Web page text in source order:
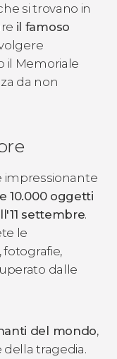
si trovano in
il famoso
il Memoriale
da non
impressionante
10.000 oggetti
settembre.
le
fotografie,
dalle
del mondo,
tragedia.